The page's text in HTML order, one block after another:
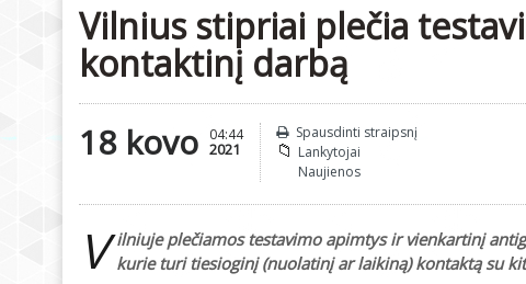
Vilnius stipriai plečia
kontaktinį darbą
18 kovo 04:44
2021
Spausdinti straipsnį
Lankytojai
Naujienos
V ilniuje plečiamos testavimo apimtys ir vienkartinį
kurie turi tiesioginį (nuolatinį ar laikiną) kontaktą su